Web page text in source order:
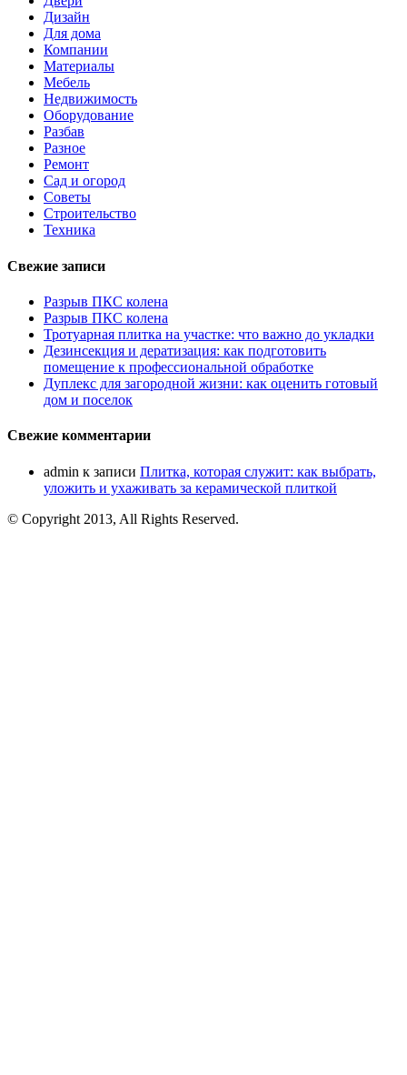
Дизайн
Для дома
Компании
Материалы
Мебель
Недвижимость
Оборудование
Разбав
Разное
Ремонт
Сад и огород
Советы
Строительство
Техника
Свежие записи
Разрыв ПКС колена
Разрыв ПКС колена
Тротуарная плитка на участке: что важно до укладки
Дезинсекция и дератизация: как подготовить
помещение к профессиональной обработке
Дуплекс для загородной жизни: как оценить готовый
дом и поселок
Свежие комментарии
admin к записи Плитка, которая служит: как выбрать,
уложить и ухаживать за керамической плиткой
© Copyright 2013, All Rights Reserved.